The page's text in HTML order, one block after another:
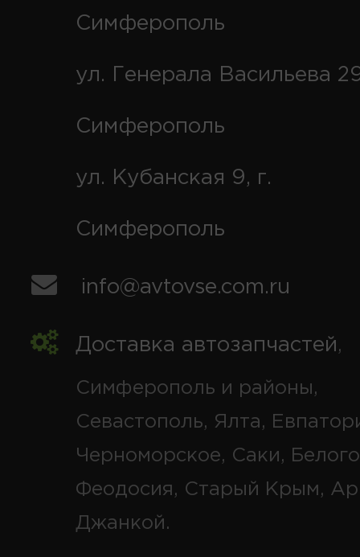
Симферополь
ул. Генерала Васильева
Симферополь
ул. Кубанская 9, г.
Симферополь
info@avtovse.com.ru
Доставка автозапчастей,
Симферополь и районы,
Севастополь, Ялта,
Черноморское, Саки,
Феодосия, Старый Крым,
Джанкой.